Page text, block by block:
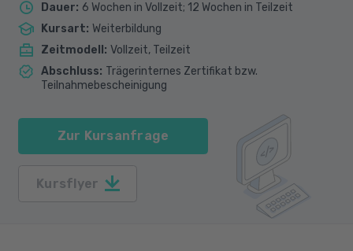
Dauer: 6 Wochen in Vollzeit; 12 Wochen in Teilzeit
Kursart: Weiterbildung
Zeitmodell : Vollzeit, Teilzeit
Abschluss: Trägerinternes Zertifikat bzw.
Teilnahmebescheinigung
Zur Kursanfrage
Kursflyer